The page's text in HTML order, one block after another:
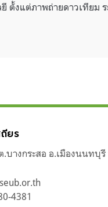
ตั้งแต่ภาพถ่ายดาวเทียม
ญญาเชิงนิเวศ เข็มทิศงาน
ยร
บางกระสอ อ.เมืองนนทบุ
4381